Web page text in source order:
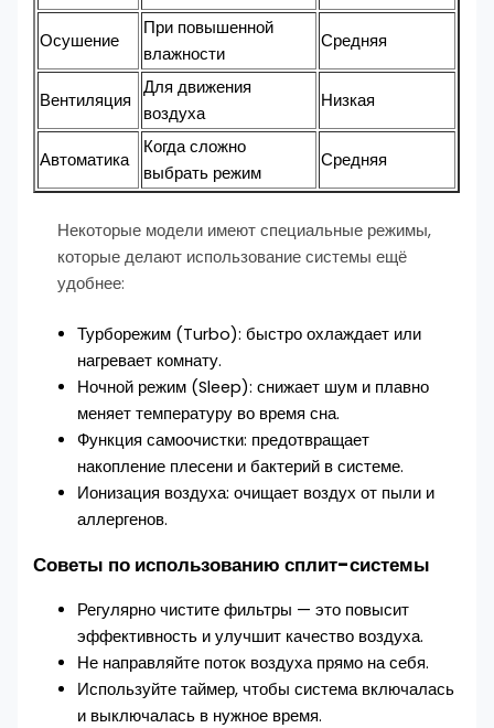
Осушение
При повышенной
влажности
Средняя
Вентиляция
Для движения
воздуха
Низкая
Автоматика
Когда сложно
выбрать режим
Средняя
Некоторые модели имеют специальные режимы,
которые делают использование системы ещё
удобнее:
Турборежим (Turbo): быстро охлаждает или
нагревает комнату.
Ночной режим (Sleep): снижает шум и плавно
меняет температуру во время сна.
Функция самоочистки: предотвращает
накопление плесени и бактерий в системе.
Ионизация воздуха: очищает воздух от пыли и
аллергенов.
Советы по использованию сплит-системы
Регулярно чистите фильтры — это повысит
эффективность и улучшит качество воздуха.
Не направляйте поток воздуха прямо на себя.
Используйте таймер, чтобы система включалась
и выключалась в нужное время.